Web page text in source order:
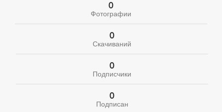
0
Фотографии
0
Скачиваний
0
Подписчики
0
Подписан